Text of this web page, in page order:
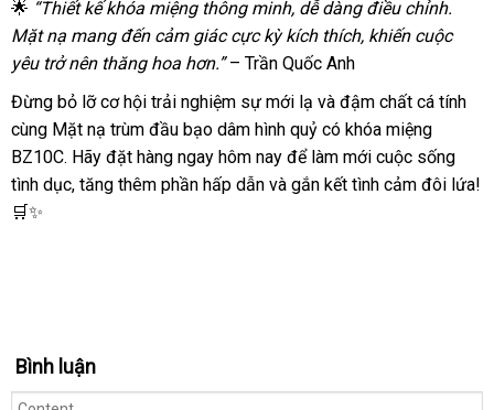
Miệng
Kích
Thích
🌟 “Thiết kế khóa miệng thông minh, dễ dàng điều chỉnh.
Mặt nạ mang đến cảm giác cực kỳ kích thích, khiến cuộc
yêu trở nên thăng hoa hơn.”– Trần Quốc Anh
Đừng bỏ lỡ cơ hội trải nghiệm sự mới lạ và đậm chất cá tính
cùng Mặt nạ trùm đầu bạo dâm hình quỷ có khóa miệng
BZ10C. Hãy đặt hàng ngay hôm nay để làm mới cuộc sống
tình dục, tăng thêm phần hấp dẫn và gắn kết tình cảm đôi lứa!
🛒✨
Bình luận